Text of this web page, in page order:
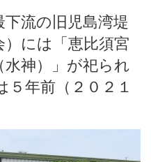
流の旧児島湾堤
）には「恵比須宮
水神）」が祀られ
５年前（２０２１